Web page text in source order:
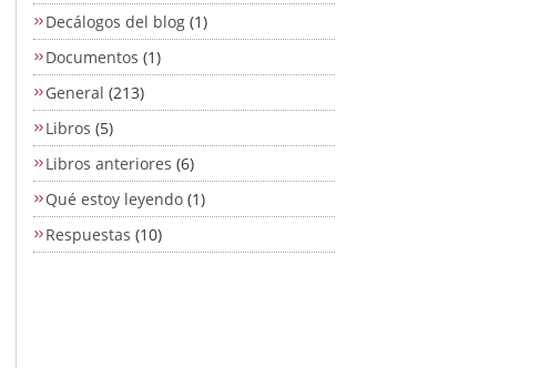
Decálogos del blog (1)
Documentos (1)
General (213)
Libros (5)
Libros anteriores (6)
Qué estoy leyendo (1)
Respuestas (10)